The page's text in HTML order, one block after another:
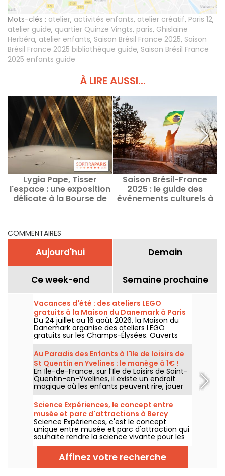
Mots-clés : atelier, activités enfants, atelier créatif, Paris 12,
atelier guide, quartier Quinze Vingts, paris, Ghislaine
Herbéra, atelier enfants, Saison Brésil France 2025, Saison
Brésil France 2025 bibliothèque guide, Saison Brésil France
2025 enfants guide
À LIRE AUSSI...
Lygia Pape, Tisser
l'espace : une exposition
délicate à la Bourse de
Saison Brésil-France
2025 : le guide des
événements culturels à
COMMENTAIRES
Aujourd'hui Demain
Ce week-end Semaine prochaine
Vacances d'été : des ateliers LEGO
gratuits à la Maison du Danemark à Paris
Du 24 juillet au 16 août 2026, la Maison du
Danemark organise des ateliers LEGO
gratuits sur les Champs-Élysées. Ouverts
aux enfants, aux familles et aux passionnés
de construction, ces rendez-vous
permettent de découvrir l'univers de la
célèbre marque danoise à travers des
espaces de création en libre accès.
Au Paradis des Enfants à l'île de loisirs de
St Quentin en Yvelines : le manège à 1€ !
En Île-de-France, sur l’Île de Loisirs de Saint-
Quentin-en-Yvelines, il existe un endroit
magique où les enfants peuvent rire, jouer
et profiter de manèges adaptés à leur âge :
Au Paradis des Enfants. C’est le parc le
moins cher d’Île-de-France, avec un tarif
exceptionnel de 1 € le manège.
Science Expériences, le concept entre
musée et parc d'attractions à Bercy
Village
Science Expériences, c'est le concept
unique entre musée et parc d'attraction qui
souhaite rendre la science vivante pour les
enfants. Expériences scientifiques, réalité
virtuelle, vidéo mapping, on y retrouve les
dernières technologies utilisées pour
intéresser enfants aux sciences en la vivant
Affinez votre recherche